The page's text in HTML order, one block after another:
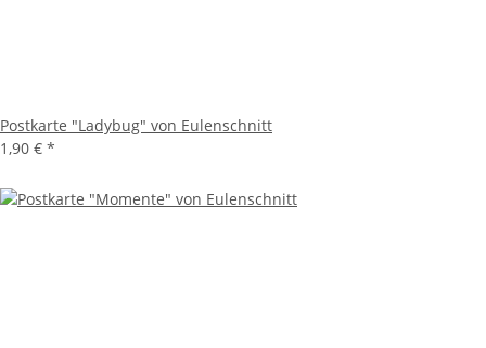
Postkarte "Ladybug" von Eulenschnitt
1,90 € *